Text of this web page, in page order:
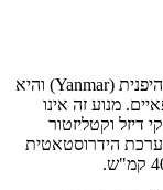
יחידת הכוח המשרתת במעמיס זה מגיעה מיאנמר היפנית (Yanmar) והיא
בתקני 'שלב 5' האירופאיים. מנוע זה אינו
וקטליזטור
הידרוסטאטית